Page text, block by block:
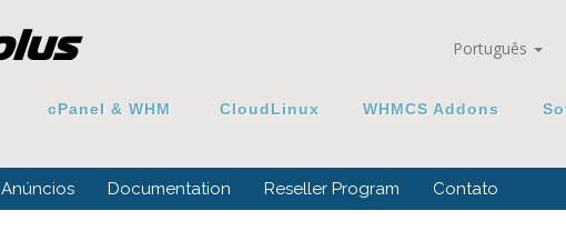
Português
cPanel & WHM CloudLinux WHMCS Addons
Anúncios Documentation Reseller Program Contato